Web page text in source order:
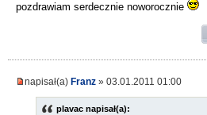
pozdrawiam serdecznie noworocznie
napisał(a) Franz » 03.01.2011 01:00
plavac napisał(a):